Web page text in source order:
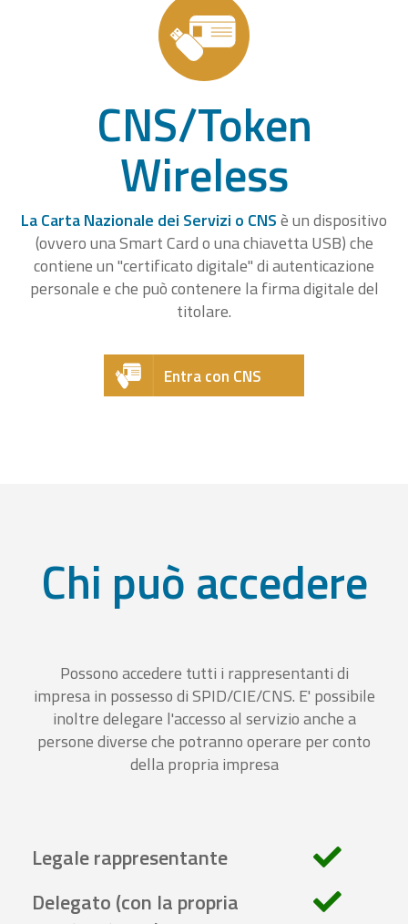
CNS/Token
Wireless
La Carta Nazionale dei Servizi o CNSè un dispositivo
(ovvero una Smart Card o una chiavetta USB) che
contiene un "certificato digitale" di autenticazione
personale e che può contenere la firma digitale del
titolare.
Entra con CNS
Chi può accedere
Possono accedere tutti i rappresentanti di
impresa in possesso di SPID/CIE/CNS. E' possibile
inoltre delegare l'accesso al servizio anche a
persone diverse che potranno operare per conto
della propria impresa
Legale rappresentante
Delegato (con la propria